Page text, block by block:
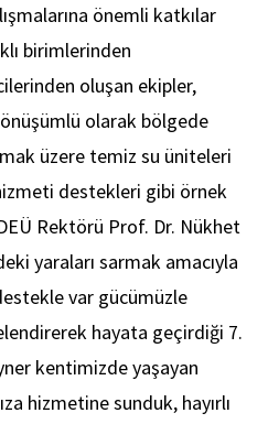
önemli katkılar
birimlerinden
oluşan ekipler,
olarak bölgede
üzere temiz su üniteleri
destekleri gibi örnek
Rektörü Prof. Dr. Nükhet
yaraları sarmak amacıyla
var gücümüzle
hayata geçirdiği 7.
kentimizde yaşayan
hizmetine sunduk, hayırlı